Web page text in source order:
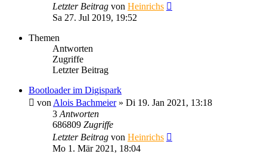
Letzter Beitrag von Heinrichs
Sa 27. Jul 2019, 19:52
Themen
Antworten
Zugriffe
Letzter Beitrag
Bootloader im Digispark
von Alois Bachmeier» Di 19. Jan 2021, 13:18
3 Antworten
686809 Zugriffe
Letzter Beitrag von Heinrichs
Mo 1. Mär 2021, 18:04